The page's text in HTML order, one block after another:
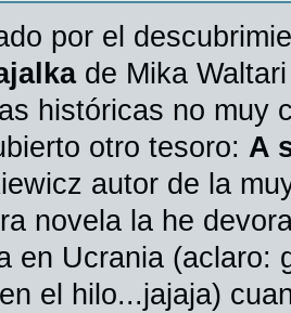
por el
de Mika
históricas no muy
otro tesoro:A
autor de la
novela la he
en Ucrania (aclaro:
el hilo...jajaja)